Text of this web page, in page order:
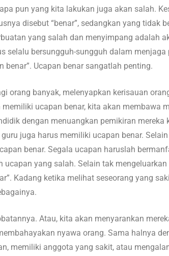
pun yang kita lakukan juga akan salah.
disebut “benar”, sedangkan yang tidak
yang salah dan menyimpang adalah
selalu bersungguh-sungguh dalam
benar”. Ucapan benar sangatlah penting.
orang banyak, melenyapkan kerisauan
ucapan benar, kita akan membawa
dengan menuangkan pemikiran
juga harus memiliki ucapan benar.
benar. Segala ucapan haruslah
ucapan yang salah. Selain tak
Kadang ketika melihat seseorang yang
Atau, kita akan menyarankan
nyawa orang. Sama halnya
memiliki anggota yang sakit, atau